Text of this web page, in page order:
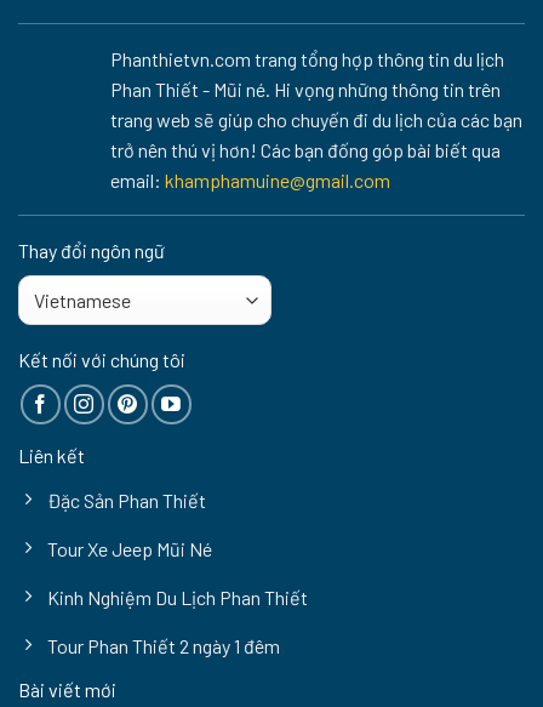
Phanthietvn.com trang tổng hợp thông tin du lịch
Phan Thiết - Mũi né. Hi vọng những thông tin trên
trang web sẽ giúp cho chuyến đi du lịch của các bạn
trở nên thú vị hơn! Các bạn đống góp bài biết qua
email: khamphamuine@gmail.com
Thay đổi ngôn ngữ
Kết nối với chúng tôi
Liên kết
Đặc Sản Phan Thiết
Tour Xe Jeep Mũi Né
Kinh Nghiệm Du Lịch Phan Thiết
Tour Phan Thiết 2 ngày 1 đêm
Bài viết mới